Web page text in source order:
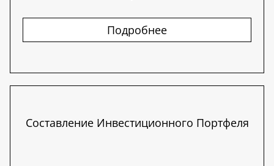
Подробнее
Составление Инвестиционного Портфеля